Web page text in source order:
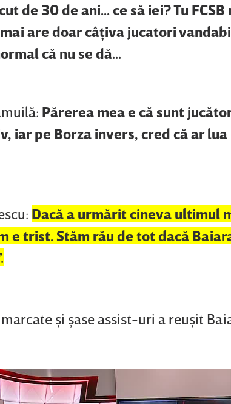
de 30 de ani... ce să iei? Tu
mai are doar câţiva jucatori
că nu se dă...
Părerea mea e că sunt
iar pe Borza invers, cred că ar
Dacă a urmărit cineva ultimul
e trist. Stăm rău de tot dacă
şi şase assist-uri a reuşit